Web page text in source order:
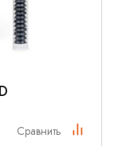
Сравнить